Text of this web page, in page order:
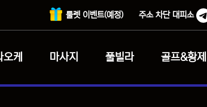
룰렛 이벤트(예정) 주소 차단 대피소
케 마사지 풀빌라 골프&황제